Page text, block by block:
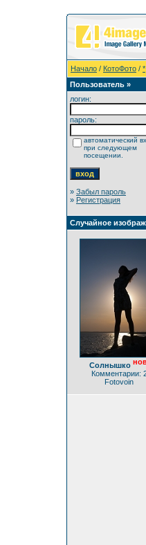
Начало / КотоФото / *
Пользователь »
логин:
пароль:
автоматический
при следующем
посещении.
» Забыл пароль
» Регистрация
Случайное
Солнышко
Комментарии:
Fotovoin